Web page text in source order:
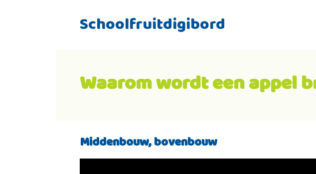
Schoolfruitdigibord
Waarom wordt een appel
Middenbouw, bovenbouw